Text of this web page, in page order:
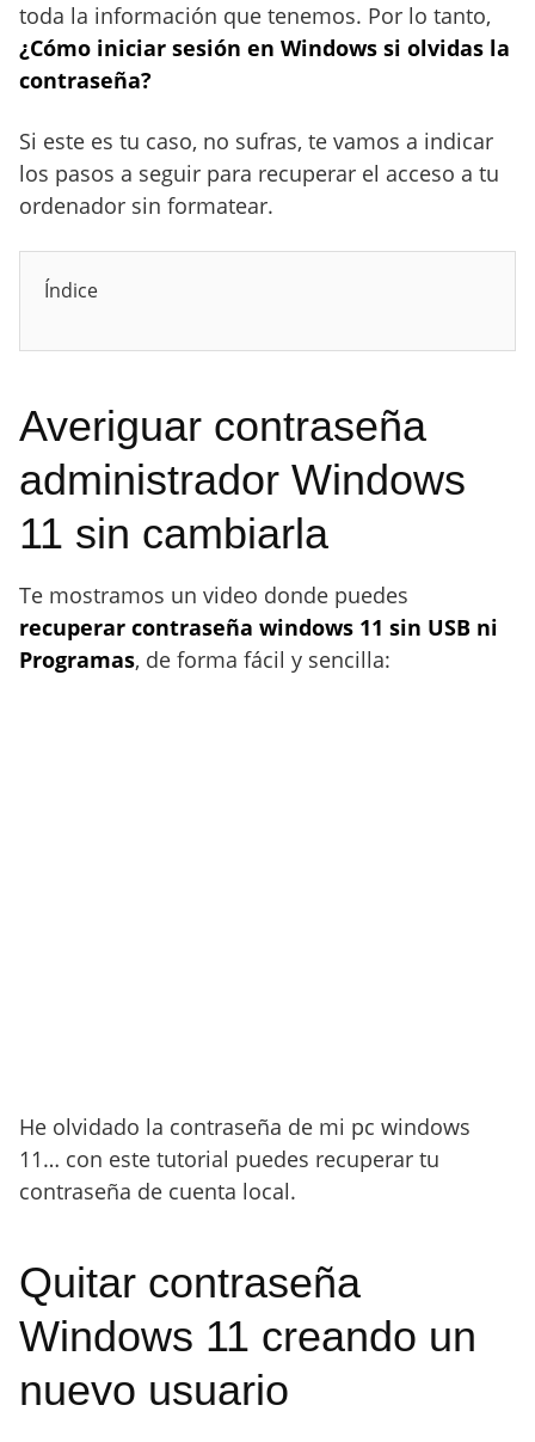
toda la información que tenemos. Por lo tanto,
¿Cómo iniciar sesión en Windows si olvidas la
contraseña?
Si este es tu caso, no sufras, te vamos a indicar
los pasos a seguir para recuperar el acceso a tu
ordenador sin formatear.
Índice
Averiguar contraseña
administrador Windows
11 sin cambiarla
Te mostramos un video donde puedes
recuperar contraseña windows 11 sin USB ni
Programas, de forma fácil y sencilla:
He olvidado la contraseña de mi pc windows
11… con este tutorial puedes recuperar tu
contraseña de cuenta local.
Quitar contraseña
Windows 11 creando un
nuevo usuario